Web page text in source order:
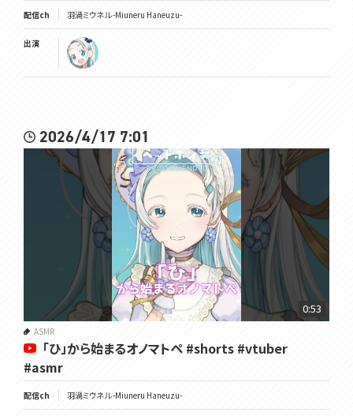
配信ch 羽渦ミウネル -Miuneru Haneuzu-
出演
2026/4/17 7:01
0:53
ASMR
「ひ」から始まるオノマトペ #shorts #vtuber
#asmr
配信ch 羽渦ミウネル -Miuneru Haneuzu-